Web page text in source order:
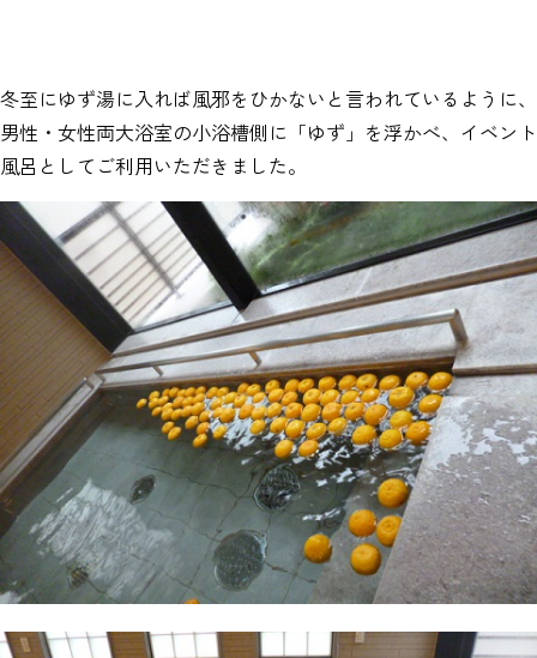
冬至にゆず湯に入れば風邪をひかないと言われているように、
男性・女性両大浴室の小浴槽側に「ゆず」を浮かべ、イベント
風呂としてご利用いただきました。